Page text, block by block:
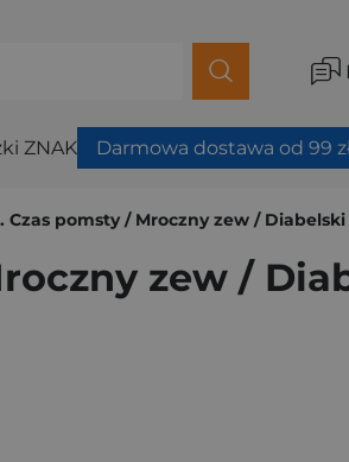
ZNAK Darmowa dostawa od 99
Czas pomsty / Mroczny zew / Diabelski
zew /